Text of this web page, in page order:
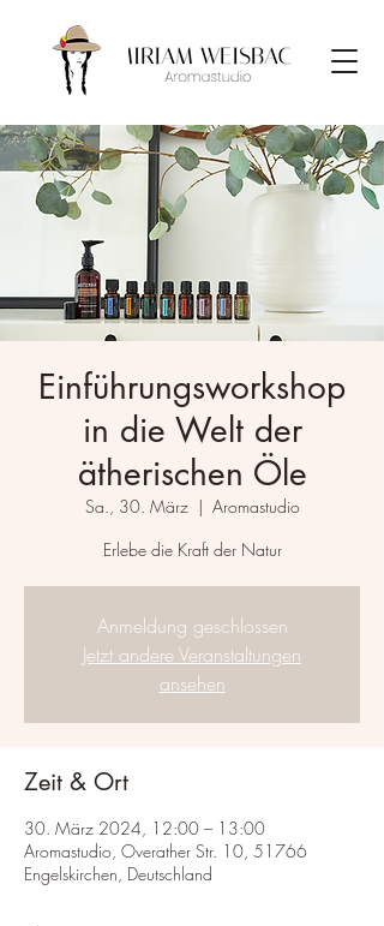
Einführungsworkshop
in die Welt der
ätherischen Öle
Sa., 30. März
  |
Aromastudio
Erlebe die Kraft der Natur
Anmeldung geschlossen
Jetzt andere Veranstaltungen
ansehen
Zeit & Ort
30. März 2024, 12:00 – 13:00
Aromastudio, Overather Str. 10, 51766
Engelskirchen, Deutschland